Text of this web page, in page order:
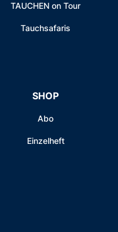
TAUCHEN on Tour
Tauchsafaris
SHOP
Abo
Einzelheft